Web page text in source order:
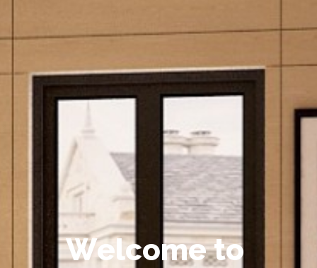
Welcome to